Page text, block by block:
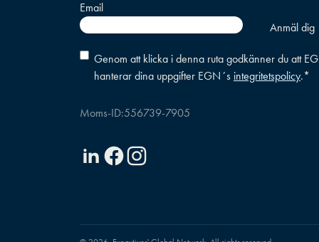
Email
Consent*
Genom att klicka i denna ruta godkänner du att
hanterar dina uppgifter EGN´s integritetspolicy.*
Moms-ID:556739-7905
LinkedinFacebookInstagram